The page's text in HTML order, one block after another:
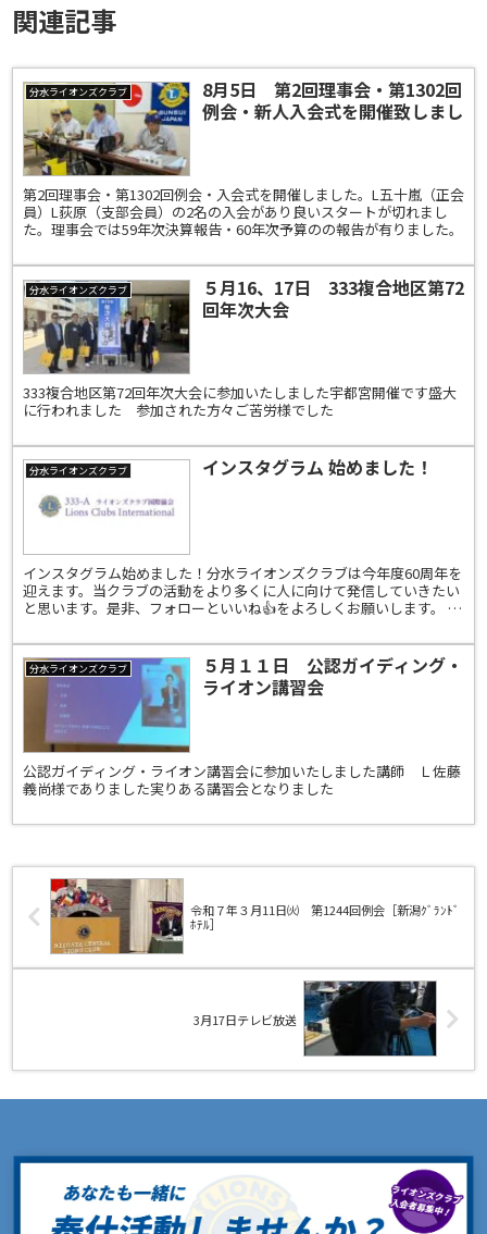
関連記事
分水ライオンズクラブ
8月5日 第2回理事会・第1302回
例会・新人入会式を開催致しまし
第2回理事会・第1302回例会・入会式を開催しました。L五十嵐（正会
員）L荻原（支部会員）の2名の入会があり良いスタートが切れまし
た。理事会では59年次決算報告・60年次予算のの報告が有りました。
分水ライオンズクラブ
５月16、17日 333複合地区第72
回年次大会
333複合地区第72回年次大会に参加いたしました宇都宮開催です盛大
に行われました 参加された方々ご苦労様でした
分水ライオンズクラブ インスタグラム 始めました！
インスタグラム始めました！分水ライオンズクラブは今年度60周年を
迎えます。当クラブの活動をより多くに人に向けて発信していきたい
と思います。是非、フォローといいね👍をよろしくお願いします。 イ
分水ライオンズクラブ
５月１１日 公認ガイディング・
ライオン講習会
公認ガイディング・ライオン講習会に参加いたしました講師 Ｌ佐藤
義尚様でありました実りある講習会となりました
令和７年３月11日㈫ 第1244回例会［新潟ｸﾞﾗﾝﾄﾞ
ﾎﾃﾙ］
3月17日テレビ放送